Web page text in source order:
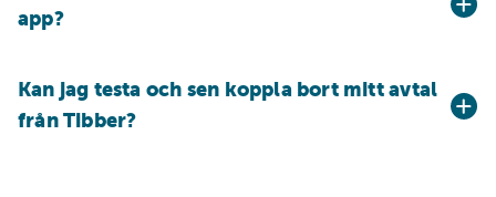
app?
Kan jag testa och sen koppla bort mitt avtal
från Tibber?